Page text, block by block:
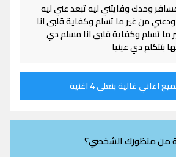
وحدك وفايتني ليه تبعد عني ليه
من غير ما تسلم وكفاية قلبى انا
تسلم وكفاية قلبى انا مسلم دي
بتتكلم دي عينيا
غالية بنعلي 4 اغنية
من منظورك الشخصي؟